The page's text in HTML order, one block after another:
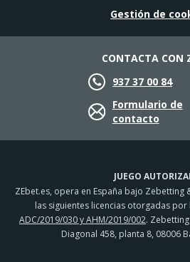
JUEGO
ZEbet.es, opera en España bajo Zebetting
las siguientes licencias otorgadas por
ADC/2019/030 y AHM/2019/002.
Diagonal 458, planta 8, 08006
Gestión de
CONTACTA CON
937 37 00 84
Formulario de
contacto